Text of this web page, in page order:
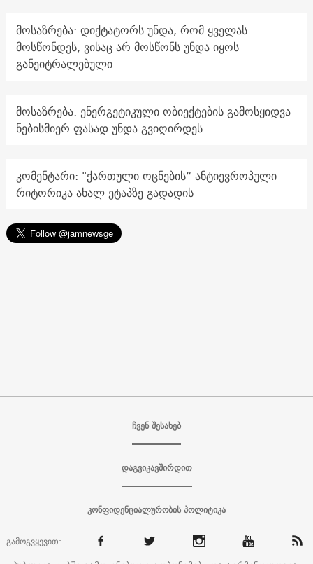
მოსაზრება: დიქტატორს უნდა, რომ ყველას
მოსწონდეს, ვისაც არ მოსწონს უნდა იყოს
განეიტრალებული
მოსაზრება: ენერგეტიკული ობიექტების გამოსყიდვა
ნებისმიერ ფასად უნდა გვიღირდეს
კომენტარი: "ქართული ოცნების“ ანტიევროპული
რიტორიკა ახალ ეტაპზე გადადის
ჩვენ შესახებ
დაგვიკავშირდით
კონფიდენციალურობის პოლიტიკა
გამოგვყევით: